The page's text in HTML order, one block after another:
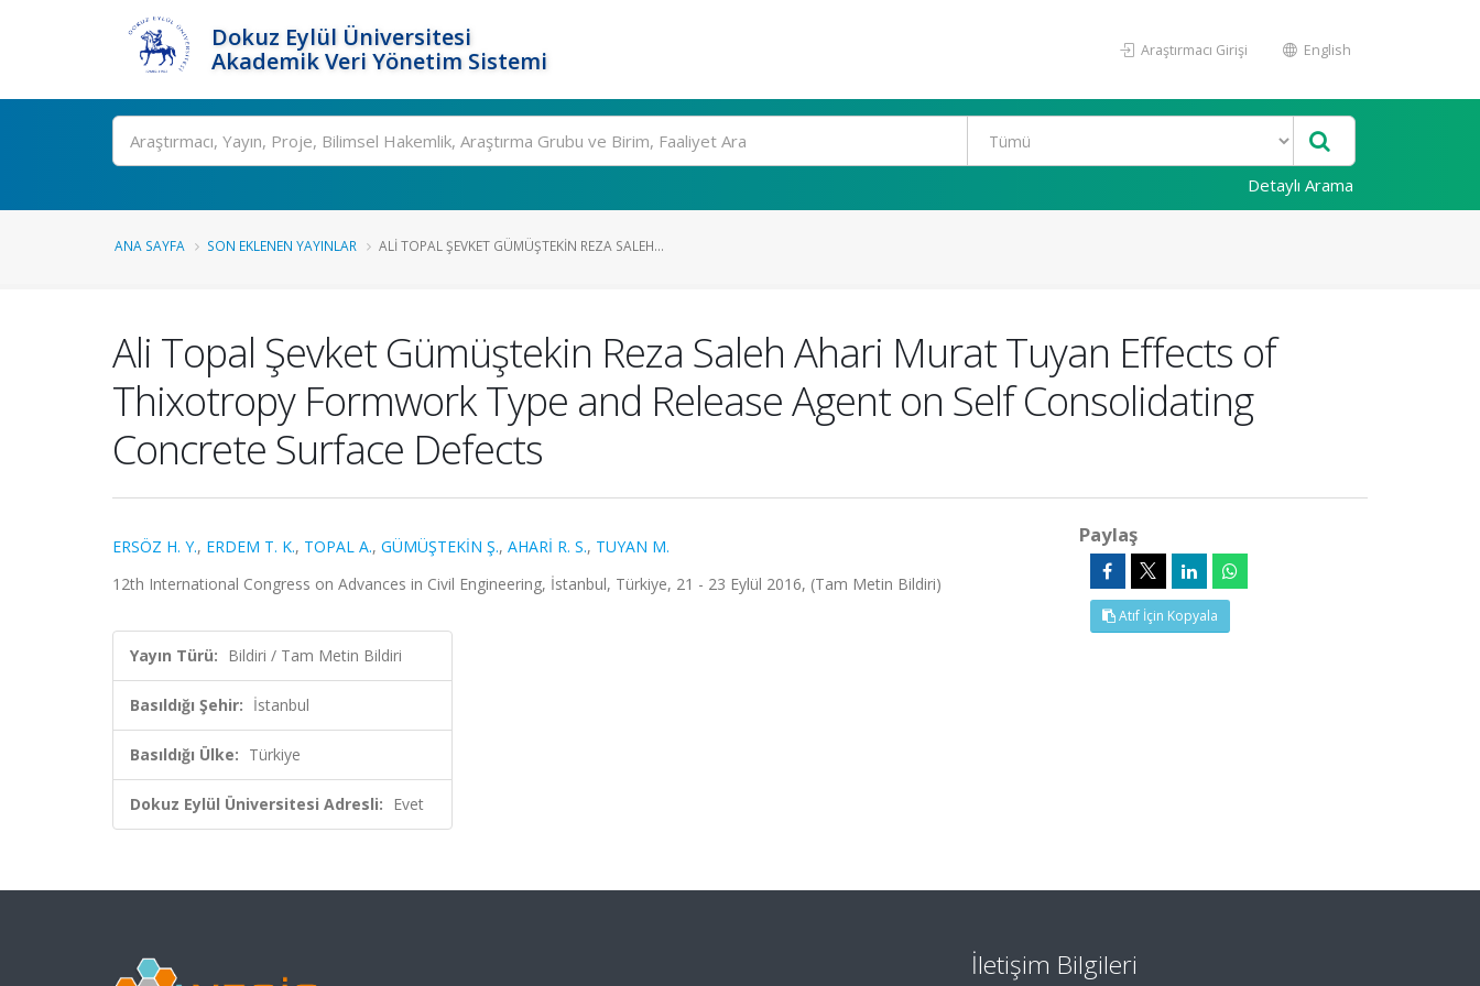
Dokuz Eylül Üniversitesi
Akademik Veri Yönetim Sistemi
Araştırmacı Girişi English
Ara
Detaylı Arama
ANA SAYFA SON EKLENEN YAYINLAR ALI TOPAL ŞEVKET GÜMÜŞTEKIN REZA SALEH...
Ali Topal Şevket Gümüştekin Reza Saleh Ahari Murat Tuyan Effects of
Thixotropy Formwork Type and Release Agent on Self Consolidating
Concrete Surface Defects
ERSÖZ H. Y., ERDEM T. K., TOPAL A., GÜMÜŞTEKİN Ş., AHARİ R. S., TUYAN M.
12th International Congress on Advances in Civil Engineering, İstanbul, Türkiye, 21 - 23 Eylül 2016, (Tam Metin Bildiri)
Yayın Türü: Bildiri / Tam Metin Bildiri
Basıldığı Şehir: İstanbul
Basıldığı Ülke: Türkiye
Dokuz Eylül Üniversitesi Adresli: Evet
Paylaş
Atıf İçin Kopyala
İletişim Bilgileri